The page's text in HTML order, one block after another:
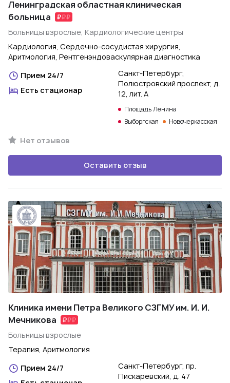
Ленинградская областная клиническая
больница
Больницы взрослые, Кардиологические центры
Кардиология, Сердечно-сосудистая хирургия,
Аритмология, Рентгенэндоваскулярная диагностика
Прием 24/7
Есть стационар
Санкт-Петербург,
Полюстровский проспект, д.
12, лит. А
Площадь Ленина
Выборгская
Новочеркасская
Нет отзывов
Оставить отзыв
Клиника имени Петра Великого СЗГМУ им. И. И.
Мечникова
Больницы взрослые
Терапия, Аритмология
Прием 24/7
Санкт-Петербург, пр.
Пискаревский, д. 47